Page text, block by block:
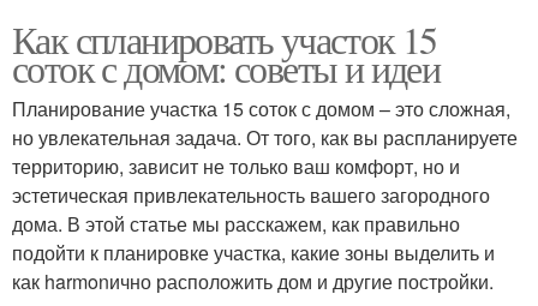
Как спланировать участок 15
соток с домом: советы и идеи
Планирование участка 15 соток с домом – это сложная,
но увлекательная задача. От того, как вы распланируете
территорию, зависит не только ваш комфорт, но и
эстетическая привлекательность вашего загородного
дома. В этой статье мы расскажем, как правильно
подойти к планировке участка, какие зоны выделить и
как harmonично расположить дом и другие постройки.